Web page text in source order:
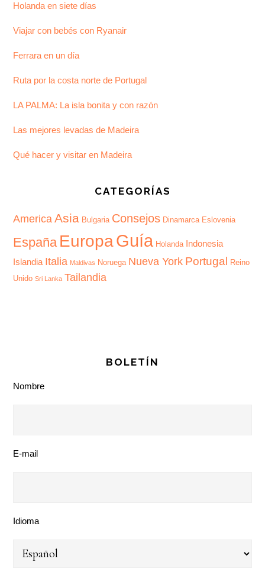
Holanda en siete días
Viajar con bebés con Ryanair
Ferrara en un día
Ruta por la costa norte de Portugal
LA PALMA: La isla bonita y con razón
Las mejores levadas de Madeira
Qué hacer y visitar en Madeira
CATEGORÍAS
America Asia Bulgaria Consejos Dinamarca Eslovenia
España EuropaGuía Holanda Indonesia
Islandia Italia Maldivas Noruega Nueva York Portugal
Reino
Unido Sri Lanka Tailandia
BOLETÍN
Nombre
E-mail
Idioma